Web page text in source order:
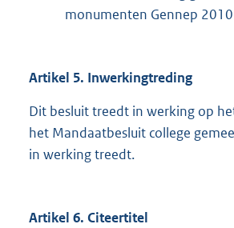
monumenten Gennep 2010
Artikel 5. Inwerkingtreding
Dit besluit treedt in werking op
het Mandaatbesluit college
in werking treedt.
Artikel 6. Citeertitel